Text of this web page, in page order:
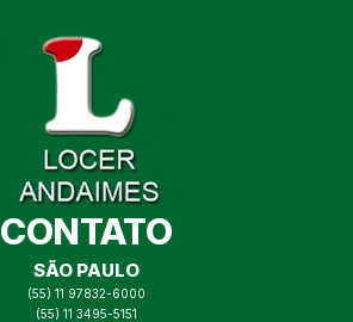
CONTATO
SÃO PAULO
(55) 11 97832-6000
(55) 11 3495-5151